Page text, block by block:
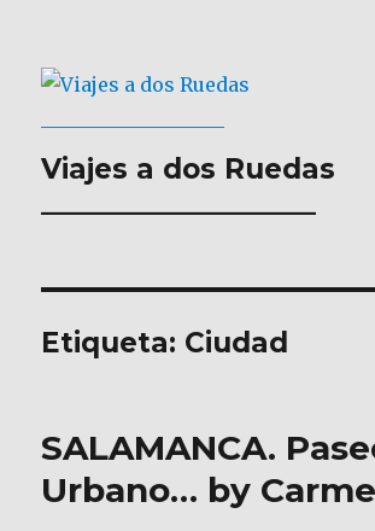
Viajes a dos Ruedas
___________________
Etiqueta: Ciudad
SALAMANCA.
Urbano… by